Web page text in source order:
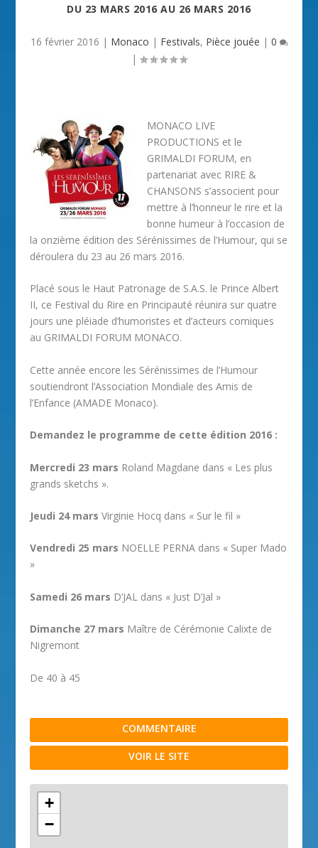
DU 23 MARS 2016 AU 26 MARS 2016
16 février 2016 | Monaco | Festivals, Pièce jouée | 0
|
MONACO LIVE
PRODUCTIONS et le
GRIMALDI FORUM, en
partenariat avec RIRE &
CHANSONS s’associent pour
mettre à l’honneur le rire et la
bonne humeur à l’occasion de
la onzième édition des Sérénissimes de l’Humour, qui se
déroulera du 23 au 26 mars 2016.
Placé sous le Haut Patronage de S.A.S. le Prince Albert
II, ce Festival du Rire en Principauté réunira sur quatre
jours une pléiade d’humoristes et d’acteurs comiques
au GRIMALDI FORUM MONACO.
Cette année encore les Sérénissimes de l’Humour
soutiendront l’Association Mondiale des Amis de
l’Enfance (AMADE Monaco).
Demandez le programme de cette édition 2016 :
Mercredi 23 mars Roland Magdane dans « Les plus
grands sketchs ».
Jeudi 24 mars Virginie Hocq dans « Sur le fil »
Vendredi 25 mars NOELLE PERNA dans « Super Mado
»
Samedi 26 mars D’JAL dans « Just D’Jal »
Dimanche 27 mars Maître de Cérémonie Calixte de
Nigremont
De 40 à 45
COMMENTAIRE
VOIR LE SITE
+
−